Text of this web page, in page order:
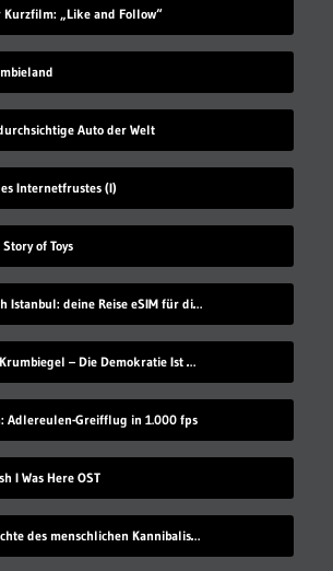
„Like and Follow“
Auto der Welt
Internetfrustes (I)
of Toys
Direkt nach Istanbul: deine Reise eSIM für die Türkei
Sebastian Krumbiegel – Die Demokratie Ist Weiblich
Adlereulen-Greifflug in 1.000 fps
I Was Here OST
Die Geschichte des menschlichen Kannibalismus